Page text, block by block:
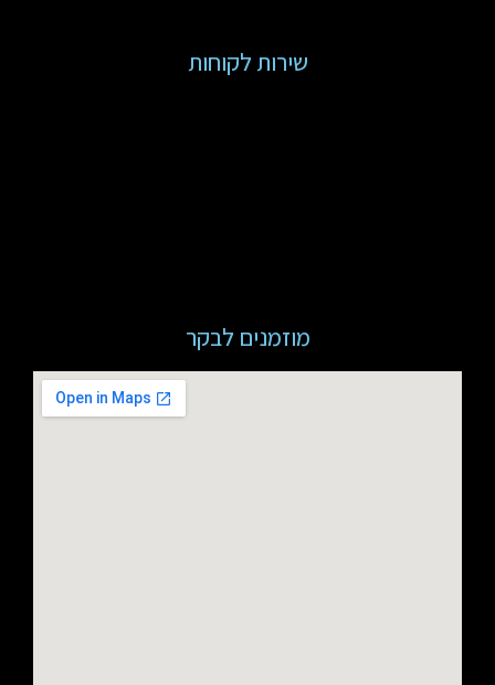
שירות לקוחות
מוזמנים לבקר